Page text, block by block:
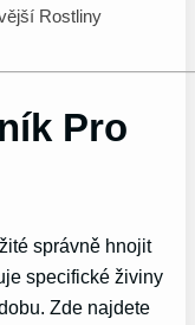
Rostliny
Pro
správně hnojit
specifické živiny
Zde najdete